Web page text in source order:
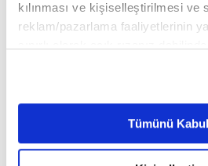
kılınması ve kişiselleştirilmesi ve
reklam/pazarlama faaliyetlerinin
belirleyebilirsiniz. Çerezlere ilişkin
Ayarlar butonuna tıklayabilir,
Metnimizi ziyaret edebilirsiniz.
6698 sayılı Kişisel Verilerin
Tümünü
Kampanya kapsamında,
sahiplerine Tamamlayıcı
Trafik Sigortalarında özel
12 taksite kadar ödeme
Türkiye Sigorta, geniş ürün
odaklı hizmet anlayışıyla